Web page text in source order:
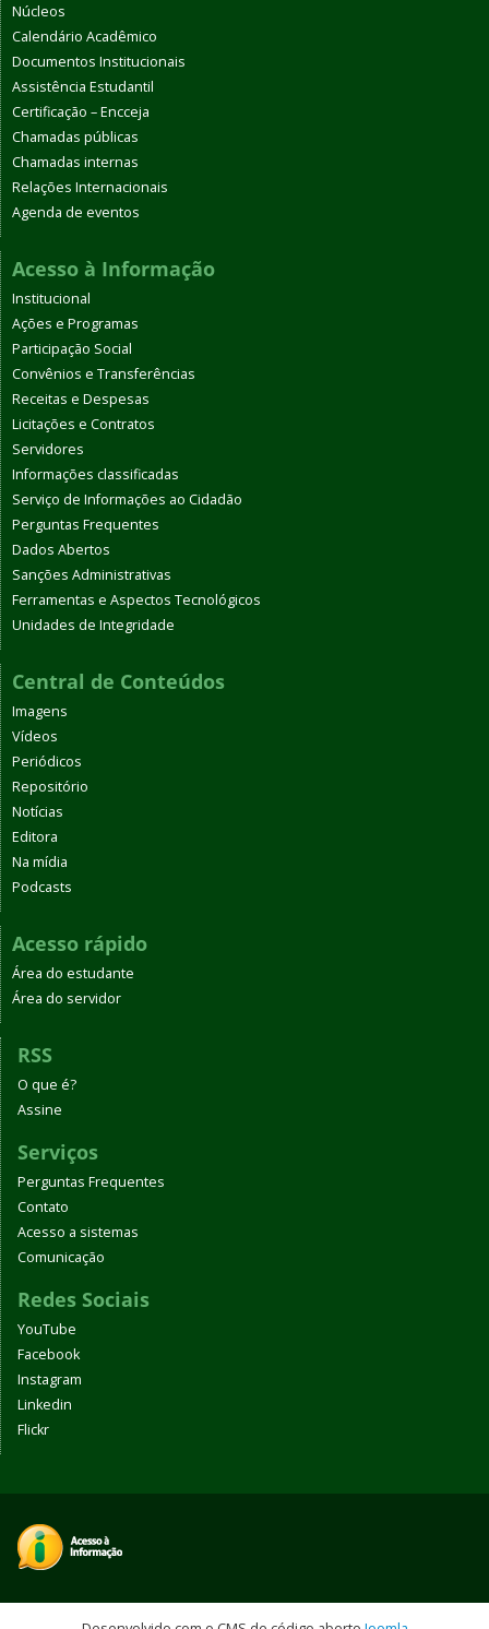
Núcleos
Calendário Acadêmico
Documentos Institucionais
Assistência Estudantil
Certificação – Encceja
Chamadas públicas
Chamadas internas
Relações Internacionais
Agenda de eventos
Acesso à Informação
Institucional
Ações e Programas
Participação Social
Convênios e Transferências
Receitas e Despesas
Licitações e Contratos
Servidores
Informações classificadas
Serviço de Informações ao Cidadão
Perguntas Frequentes
Dados Abertos
Sanções Administrativas
Ferramentas e Aspectos Tecnológicos
Unidades de Integridade
Central de Conteúdos
Imagens
Vídeos
Periódicos
Repositório
Notícias
Editora
Na mídia
Podcasts
Acesso rápido
Área do estudante
Área do servidor
RSS
O que é?
Assine
Serviços
Perguntas Frequentes
Contato
Acesso a sistemas
Comunicação
Redes Sociais
YouTube
Facebook
Instagram
Linkedin
Flickr